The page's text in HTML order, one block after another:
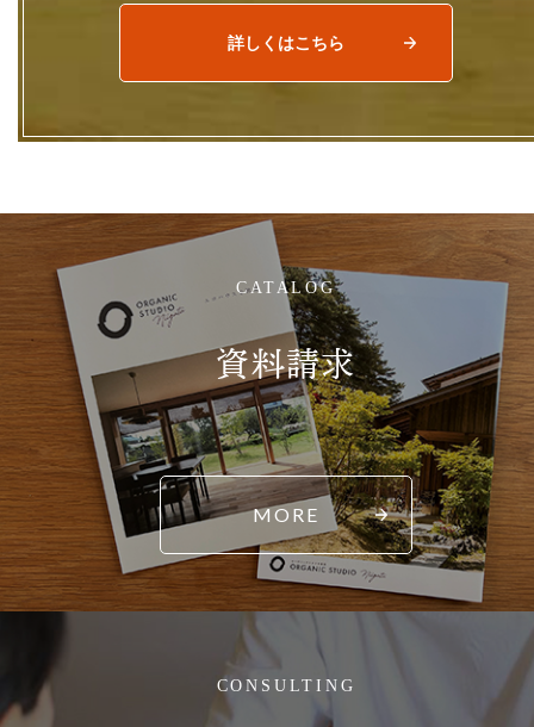
詳しくはこちら
CATALOG
資料請求
MORE
CONSULTING